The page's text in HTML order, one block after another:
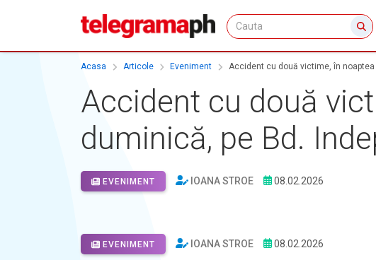
Acasa Articole Eveniment Accident cu două victime, în
Accident cu două
duminică, pe Bd.
EVENIMENT IOANA STROE 08.02.2026
EVENIMENT IOANA STROE 08.02.2026